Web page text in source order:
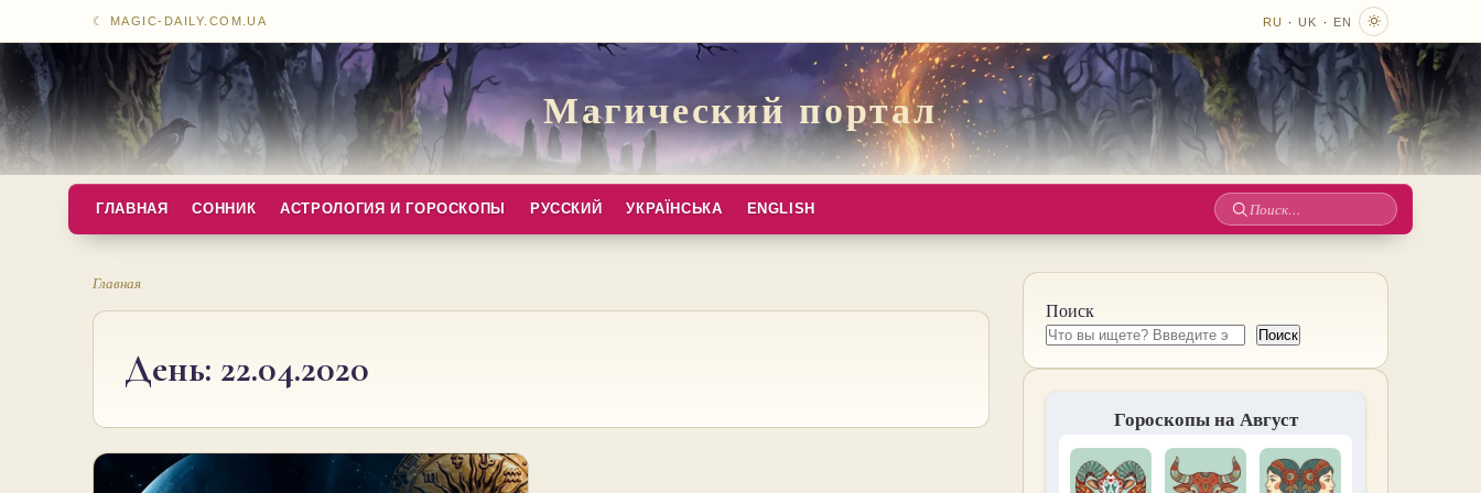
☾ MAGIC-DAILY.COM.UA RU · UK · EN
Магический портал
ГЛАВНАЯ СОННИК АСТРОЛОГИЯ И ГОРОСКОПЫ РУССКИЙ УКРАЇНСЬКА ENGLISH
Поиск
Главная
День: 22.04.2020
Поиск
Поиск
Гороскопы на Август